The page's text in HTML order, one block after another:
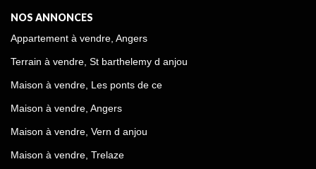
NOS ANNONCES
Appartement à vendre, Angers
Terrain à vendre, St barthelemy d anjou
Maison à vendre, Les ponts de ce
Maison à vendre, Angers
Maison à vendre, Vern d anjou
Maison à vendre, Trelaze